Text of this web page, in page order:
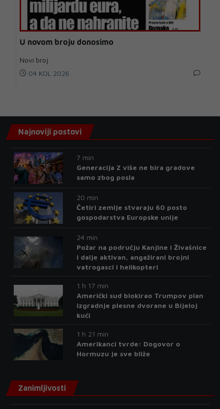
U novom broju donosimo
Novi broj
04 KOL 2026
Najnoviji postovi
7 min
Generacija Z više ne bira gradove
samo zbog posla
20 min
Četiri zemlje stvaraju 60 posto
gospodarstva Europske unije
24 min
Požar na području Kanjine i Živašnice
i dalje aktivan, angažirani brojni
vatrogasci i helikopteri
1 h 17 min
Američki sud blokirao Trumpov plan
izgradnje plesne dvorane u Bijeloj
kući
1 h 21 min
Amerikanci tvrde: Dogovor o
Hormuzu je sve bliže
Zanimljivosti